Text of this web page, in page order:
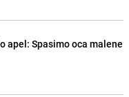
apel: Spasimo oca malene